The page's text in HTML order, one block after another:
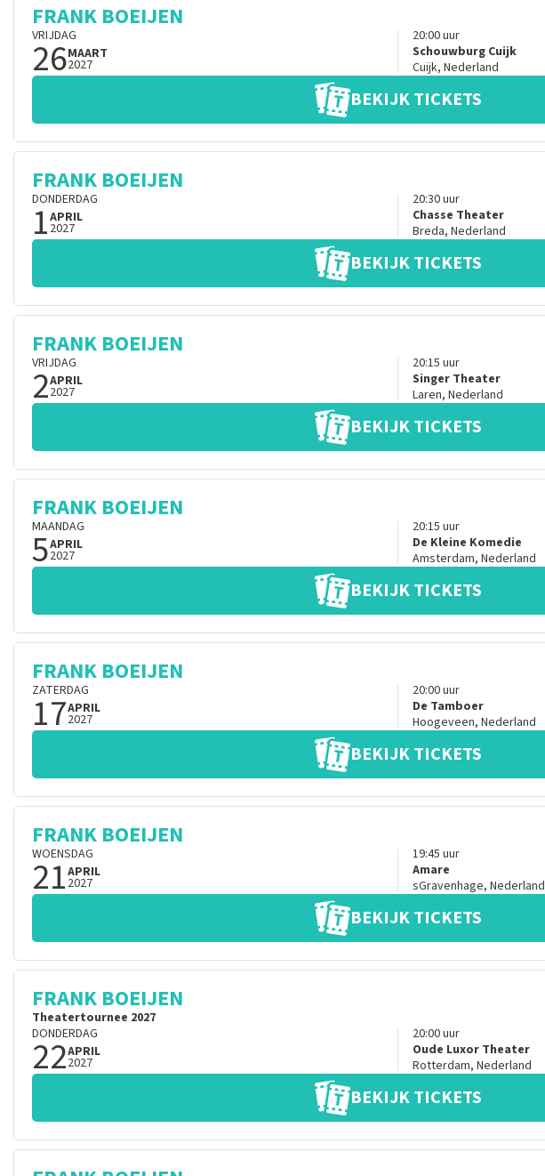
FRANK BOEIJEN
VRIJDAG
26MAART
2027
20:00uur
Schouwburg Cuijk
Cuijk, Nederland
BEKIJK TICKETS
FRANK BOEIJEN
DONDERDAG
1APRIL
2027
20:30uur
Chasse Theater
Breda, Nederland
BEKIJK TICKETS
FRANK BOEIJEN
VRIJDAG
2APRIL
2027
20:15 uur
Singer Theater
Laren, Nederland
BEKIJK TICKETS
FRANK BOEIJEN
MAANDAG
5APRIL
2027
20:15 uur
De Kleine Komedie
Amsterdam, Nederland
BEKIJK TICKETS
FRANK BOEIJEN
ZATERDAG
17APRIL
2027
20:00uur
De Tamboer
Hoogeveen, Nederland
BEKIJK TICKETS
FRANK BOEIJEN
WOENSDAG
21APRIL
2027
19:45 uur
Amare
sGravenhage, Nederland
BEKIJK TICKETS
FRANK BOEIJEN
Theatertournee 2027
DONDERDAG
22APRIL
2027
20:00uur
Oude Luxor Theater
Rotterdam, Nederland
BEKIJK TICKETS